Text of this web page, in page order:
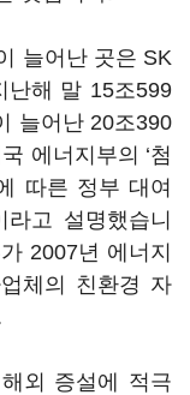
늘어난 곳은 SK
난해 말 15조599
늘어난 20조390
에너지부의 ‘첨
따른 정부 대여
고 설명했습니
2007년 에너지
체의 친환경 자
외 증설에 적극